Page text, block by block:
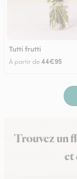
Tutti frutti
À partir de44€95
Trouvez un
et